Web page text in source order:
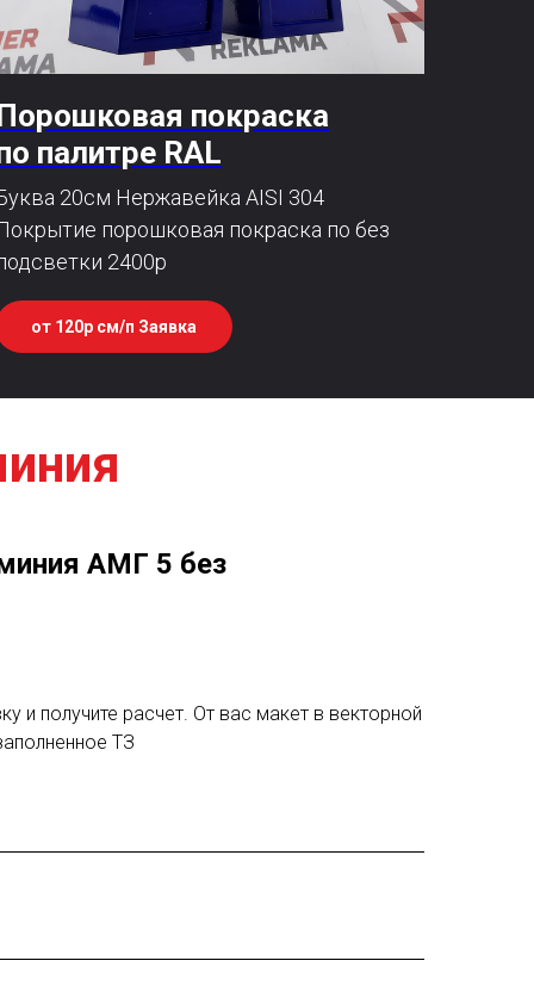
покраска
палитре RAL
20см Нержавейка AISI 304
порошковая покраска по без
2400р
от 120р см/п Заявка
АМГ 5 без
и получите расчет. От вас макет в векторной
ТЗ